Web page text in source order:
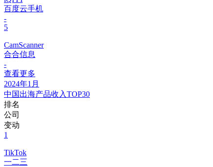
百度云手机
-
5
CamScanner
合合信息
-
查看更多
2024年1月
中国出海产品收入TOP30
排名
公司
变动
1
TikTok
一二三